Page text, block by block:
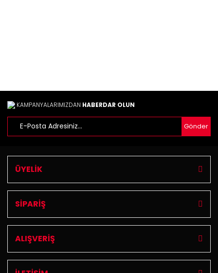
Ürün fiyatı diğer sitelerden daha pahalı.
Bu ürüne benzer farklı alternatifler olmalı.
KAMPANYALARIMIZDAN HABERDAR OLUN
Gönder
ÜYELİK
SİPARİŞ
ALIŞVERİŞ